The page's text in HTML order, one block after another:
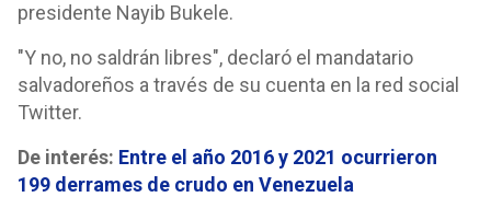
presidente Nayib Bukele.
"Y no, no saldrán libres", declaró el mandatario
salvadoreños a través de su cuenta en la red social
Twitter.
De interés: Entre el año 2016 y 2021 ocurrieron
199 derrames de crudo en Venezuela